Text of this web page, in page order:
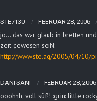
STE7130 FEBRUAR 28, 2006
jo… das war glaub in bretten
zeit gewesen seiN:
http://www.ste.ag/2005/04/10/
DANI SANI FEBRUAR 28, 2006
ooohhh, voll süß! :grin: little